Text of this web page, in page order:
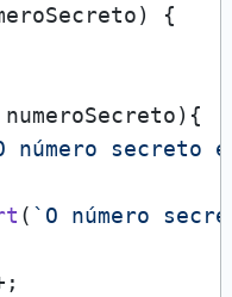
{
número secreto
( `O número